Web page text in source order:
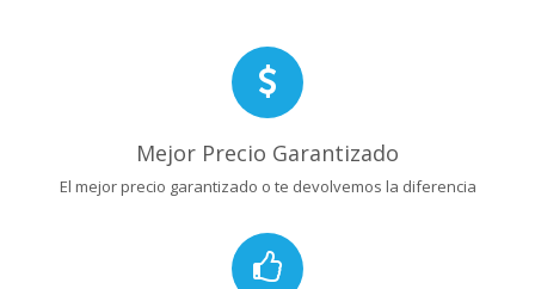
Mejor Precio Garantizado
El mejor precio garantizado o te devolvemos la diferencia